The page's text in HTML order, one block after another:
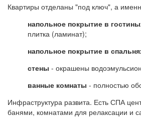
Квартиры отделаны "под ключ", а
напольное покрытие в
плитка (ламинат);
напольное покрытие в
стены - окрашены
ванные комнаты - полностью
Инфраструктура развита. Есть СПА
банями, комнатами для релаксации и